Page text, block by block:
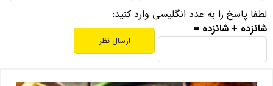
لطفا پاسخ را به عدد انگلیسی وارد کنید:
شانزده + شانزده =